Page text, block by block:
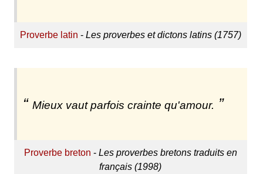
Proverbe latin - Les proverbes et dictons latins (1757)
Mieux vaut parfois crainte qu'amour.
Proverbe breton - Les proverbes bretons traduits en
français (1998)